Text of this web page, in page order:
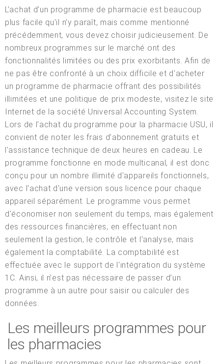
L’achat d’un programme de pharmacie est beaucoup
plus facile qu’il n’y paraît, mais comme mentionné
précédemment, vous devez choisir judicieusement. De
nombreux programmes sur le marché ont des
fonctionnalités limitées ou des prix exorbitants. Afin de
ne pas être confronté à un choix difficile et d'acheter
un programme de pharmacie offrant des possibilités
illimitées et une politique de prix modeste, visitez le site
Internet de la société Universal Accounting System.
Lors de l'achat du programme pour la pharmacie USU, il
convient de noter les frais d'abonnement gratuits et
l'assistance technique de deux heures en cadeau. Le
programme fonctionne en mode multicanal, il est donc
conçu pour un nombre illimité d'appareils fonctionnels,
avec l'achat d'une version sous licence pour chaque
appareil séparément. Le programme vous permet
d'économiser non seulement du temps, mais également
des ressources financières, en effectuant non
seulement la gestion, le contrôle et l'analyse, mais
également la comptabilité. La comptabilité est
effectuée avec le support de l'intégration du système
1C. Ainsi, il n’est pas nécessaire de passer d’un
programme à un autre pour saisir ou calculer des
données.
Les meilleurs programmes pour
les pharmacies